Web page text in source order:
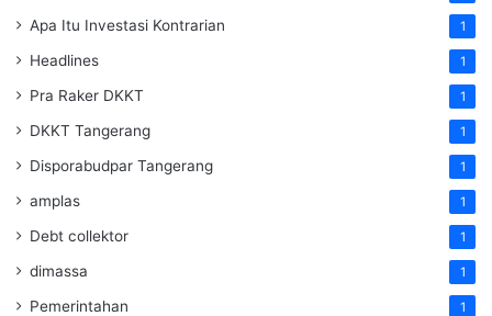
Apa Itu Investasi Kontrarian 1
Headlines 1
Pra Raker DKKT 1
DKKT Tangerang 1
Disporabudpar Tangerang 1
amplas 1
Debt collektor 1
dimassa 1
Pemerintahan 1